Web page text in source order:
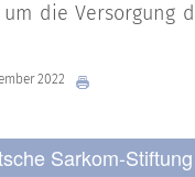
um die
2022
Sarkom-